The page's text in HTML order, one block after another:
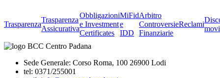
Trasparenza
Trasparenza
Assicurativa
Obbligazioni
e Investment
Certificates
MiFid
e
IDD
Arbitro
Controversie
Finanziarie
Reclami
Sede Generale: Corso Roma, 100 26900 Lodi
tel: 0371/255001